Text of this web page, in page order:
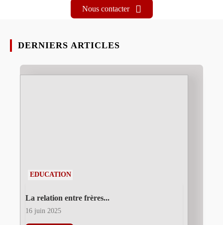
Nous contacter
DERNIERS ARTICLES
EDUCATION
La relation entre frères...
16 juin 2025